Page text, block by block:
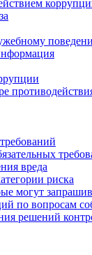
вреда
риска
могут
по вопросам
решений